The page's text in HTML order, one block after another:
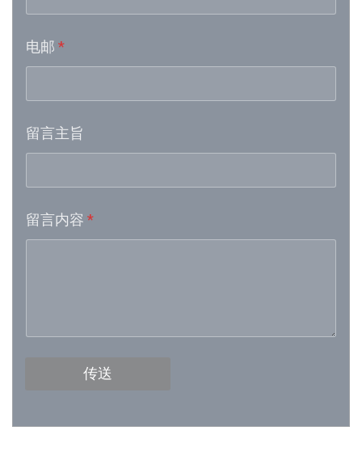
Week 18│2026-5-2
Week 16│2026-4-18
Week 13│2026-3-28
电邮 *
留言主旨
留言内容 *
传送